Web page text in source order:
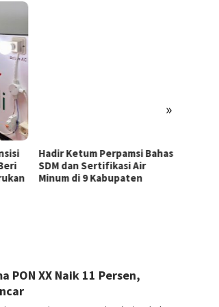
»
Hadir Ketum Perpamsi Bahas
SDM dan Sertifikasi Air
Minum di 9 Kabupaten
PON XX Naik 11 Persen,